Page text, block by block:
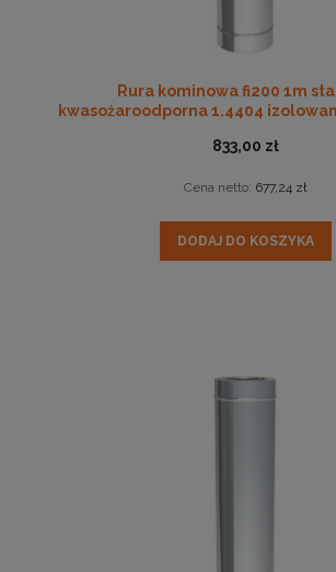
Rura kominowa fi200 1m
kwasożaroodporna 1.4404
833,00 zł
Cena netto: 677,24 zł
DODAJ DO KOSZYKA